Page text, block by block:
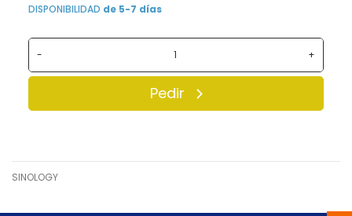
DISPONIBILIDAD de 5-7 días
- +
Pedir
SINOLOGY